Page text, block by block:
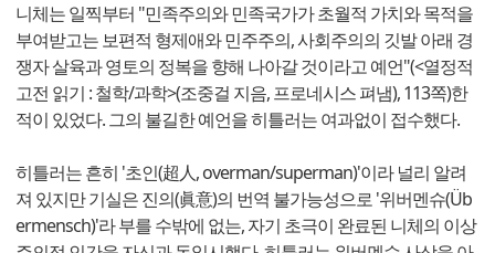
니체는 일찍부터 "민족주의와 민족국가가 초월적 가치와 목적을
부여받고는 보편적 형제애와 민주주의, 사회주의의 깃발 아래 경
쟁자 살육과 영토의 정복을 향해 나아갈 것이라고 예언"(<열정적
고전 읽기 : 철학/과학>(조중걸 지음, 프로네시스 펴냄), 113쪽)한
적이 있었다. 그의 불길한 예언을 히틀러는 여과없이 접수했다.
히틀러는 흔히 '초인(超人, overman/superman)'이라 널리 알려
져 있지만 기실은 진의(眞意)의 번역 불가능성으로 '위버멘슈(Üb
ermensch)'라 부를 수밖에 없는, 자기 초극이 완료된 니체의 이상